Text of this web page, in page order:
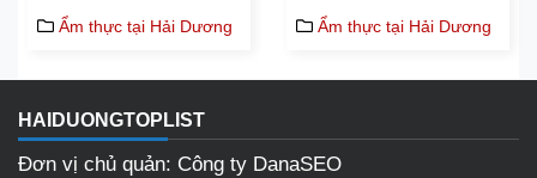
Ẩm thực tại Hải Dương Ẩm thực tại Hải Dương
HAIDUONGTOPLIST
Đơn vị chủ quản: Công ty DanaSEO